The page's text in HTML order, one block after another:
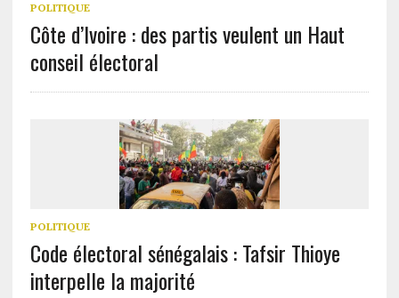
POLITIQUE
Côte d’Ivoire : des partis veulent un Haut
conseil électoral
POLITIQUE
Code électoral sénégalais : Tafsir Thioye
interpelle la majorité